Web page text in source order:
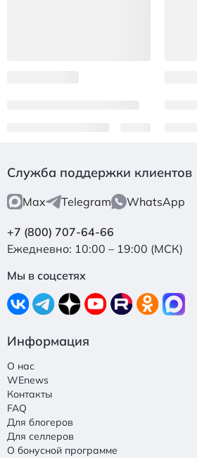
Служба поддержки клиентов
Max Telegram WhatsApp
+7 (800) 707-64-66
Ежедневно: 10:00 – 19:00 (МСК)
Мы в соцсетях
Информация
О нас
WEnews
Контакты
FAQ
Для блогеров
Для селлеров
О бонусной программе